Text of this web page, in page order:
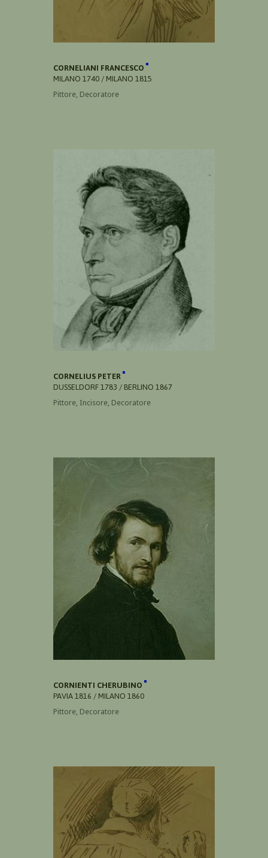
CORNELIANI FRANCESCO
MILANO 1740 / MILANO 1815
Pittore, Decoratore
CORNELIUS PETER
DUSSELDORF 1783 / BERLINO 1867
Pittore, Incisore, Decoratore
CORNIENTI CHERUBINO
PAVIA 1816 / MILANO 1860
Pittore, Decoratore